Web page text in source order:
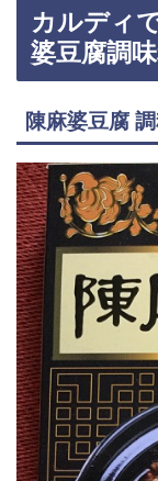
カルディ
婆豆腐調
陳麻婆豆腐